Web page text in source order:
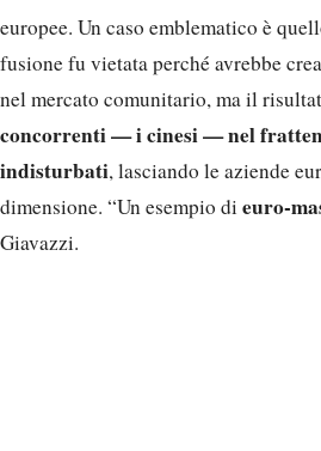
europee. Un caso emblematico è
fusione fu vietata perché avrebbe
nel mercato comunitario, ma il
concorrenti — i cinesi — nel
indisturbati, lasciando le aziende
dimensione. “Un esempio di euro-
Giavazzi.